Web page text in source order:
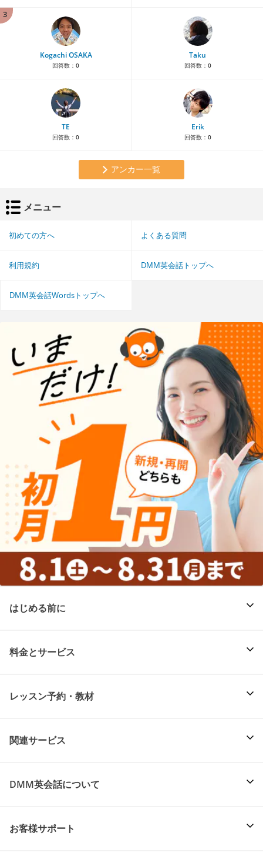
3
Kogachi OSAKA
回答数： 0
Taku
回答数： 0
TE
回答数： 0
Erik
回答数： 0
アンカー一覧
メニュー
初めての方へ よくある質問
利用規約 DMM英会話トップへ
DMM英会話Wordsトップへ
はじめる前に
料金とサービス
レッスン予約・教材
関連サービス
DMM英会話について
お客様サポート